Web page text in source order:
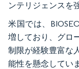
ンテリジェンスを
米国では、
増しており、グロ
制限が経験豊富な
能性を懸念してい